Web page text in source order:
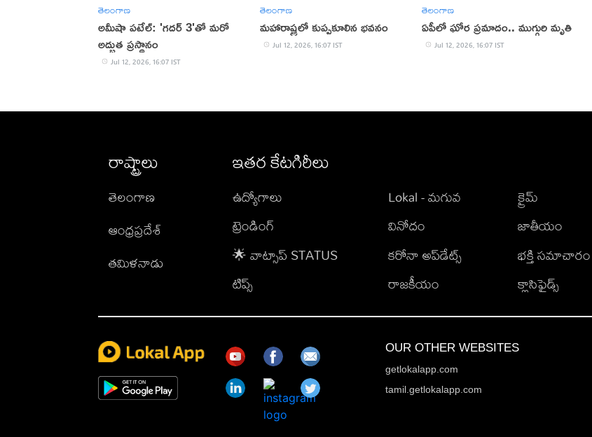
తెలంగాణ
అమీషా పటేల్: 'గదర్ 3'తో మరో
అద్భుత ప్రస్థానం
Jul 12, 2026, 16:07 IST
తెలంగాణ
మహారాష్ట్రలో కుప్పకూలిన భవనం
Jul 12, 2026, 16:07 IST
తెలంగాణ
ఏపీలో ఘోర ప్రమాదం.. ముగ్గురి మృతి
Jul 12, 2026, 16:07 IST
రాష్ట్రాలు
తెలంగాణ
ఆంధ్రప్రదేశ్
తమిళనాడు
ఇతర కేటగిరీలు
ఉద్యోగాలు
ట్రెండింగ్
🌟 వాట్సాప్ STATUS
టిప్స్
Lokal - మగువ
వినోదం
కరోనా అప్‌డేట్స్
రాజకీయం
క్రైమ్
జాతీయం
భక్తి సమాచారం
క్లాసిఫైడ్స్
OUR OTHER WEBSITES
getlokalapp.com
tamil.getlokalapp.com